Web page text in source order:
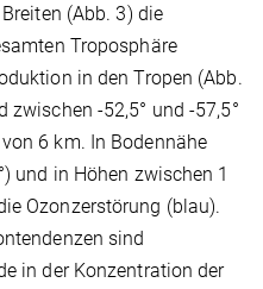
(Abb. 3) die
Troposphäre
in den Tropen (Abb.
zwischen -52,5° und -57,5°
6 km. In Bodennähe
und in Höhen zwischen 1
Ozonzerstörung (blau).
sind
in der Konzentration der